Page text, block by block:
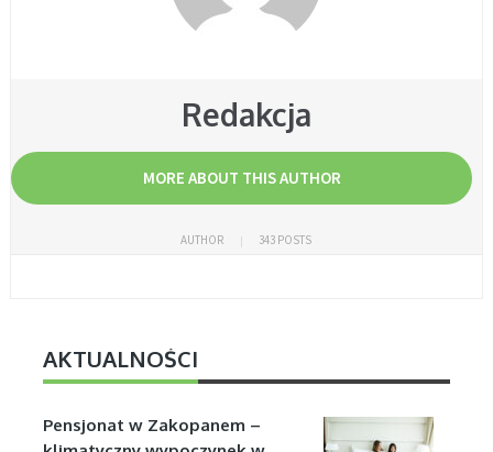
Redakcja
MORE ABOUT THIS AUTHOR
AUTHOR 343 POSTS
AKTUALNOŚCI
Pensjonat w Zakopanem –